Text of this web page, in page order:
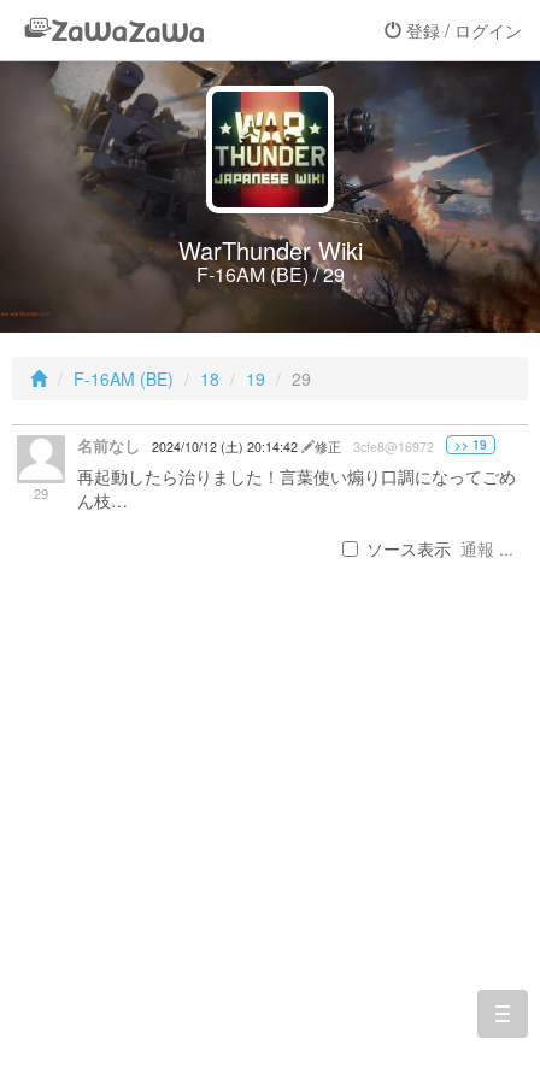
登録 / ログイン
WarThunder Wiki
F-16AM (BE) / 29
F-16AM (BE) 18 19 29
29
名前なし 2024/10/12 (土) 20:14:42 修正 3cfe8@16972 >> 19
再起動したら治りました！言葉使い煽り口調になってごめ
ん枝…
ソース表示 通報 ...